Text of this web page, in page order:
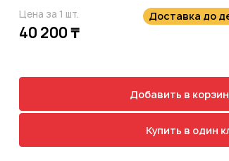
Цена за 1 шт.
40 200 ₸
Доставка до
Добавить в
Купить в один